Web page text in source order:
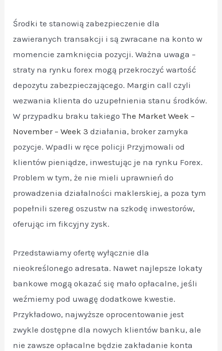
Środki te stanowią zabezpieczenie dla
zawieranych transakcji i są zwracane na konto w
momencie zamknięcia pozycji. Ważna uwaga –
straty na rynku forex mogą przekroczyć wartość
depozytu zabezpieczającego. Margin call czyli
wezwania klienta do uzupełnienia stanu środków.
W przypadku braku takiegoThe Market Week –
November – Week 3 działania, broker zamyka
pozycje. Wpadli w ręce policji Przyjmowali od
klientów pieniądze, inwestując je na rynku Forex.
Problem w tym, że nie mieli uprawnień do
prowadzenia działalności maklerskiej, a poza tym
popełnili szereg oszustw na szkodę inwestorów,
oferując im fikcyjny zysk.
Przedstawiamy ofertę wyłącznie dla
nieokreślonego adresata. Nawet najlepsze lokaty
bankowe mogą okazać się mało opłacalne, jeśli
weźmiemy pod uwagę dodatkowe kwestie.
Przykładowo, najwyższe oprocentowanie jest
zwykle dostępne dla nowych klientów banku, ale
nie zawsze opłacalne będzie zakładanie konta